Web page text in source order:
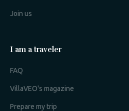
Join us
I am a traveler
FAQ
VillaVEO's magazine
Prepare my trip